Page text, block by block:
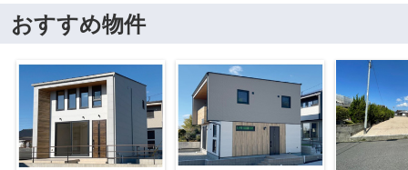
おすすめ物件